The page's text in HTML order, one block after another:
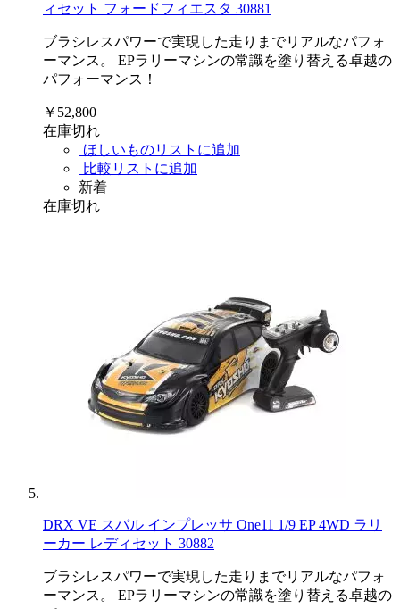
ィセット フォードフィエスタ 30881
ブラシレスパワーで実現した走りまでリアルなパフォ
ーマンス。 EPラリーマシンの常識を塗り替える卓越の
パフォーマンス！
￥52,800
在庫切れ
ほしいものリストに追加
比較リストに追加
新着
在庫切れ
DRX VE スバル インプレッサ One11 1/9 EP 4WD ラリ
ーカー レディセット 30882
ブラシレスパワーで実現した走りまでリアルなパフォ
ーマンス。 EPラリーマシンの常識を塗り替える卓越の